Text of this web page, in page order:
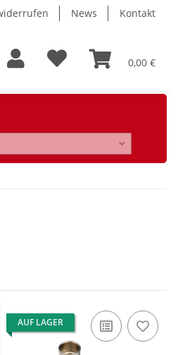
News Kontakt
0,00 €
AUF LAGER